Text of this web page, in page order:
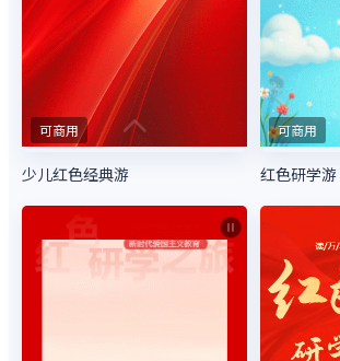
可商用
少儿红色经典游
可商用
红色研学游